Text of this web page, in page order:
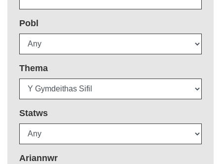
Pobl
Thema
Statws
Ariannwr